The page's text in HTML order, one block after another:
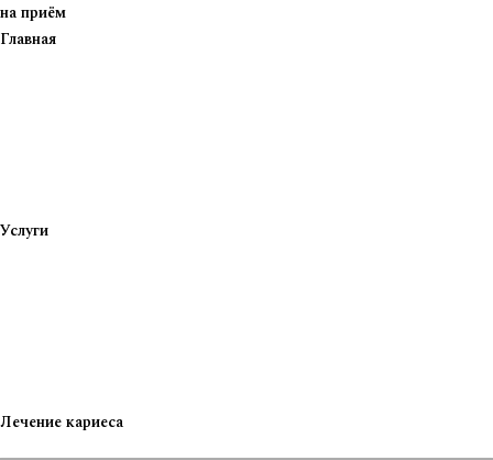
на приём
Главная
Услуги
Лечение кариеса